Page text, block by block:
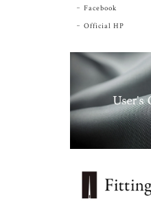
Facebook
Official HP